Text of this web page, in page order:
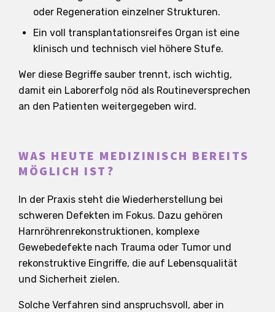
oder Regeneration einzelner Strukturen.
Ein voll transplantationsreifes Organ ist eine
klinisch und technisch viel höhere Stufe.
Wer diese Begriffe sauber trennt, isch wichtig,
damit ein Laborerfolg nöd als Routineversprechen
an den Patienten weitergegeben wird.
WAS HEUTE MEDIZINISCH BEREITS
MÖGLICH IST?
In der Praxis steht die Wiederherstellung bei
schweren Defekten im Fokus. Dazu gehören
Harnröhrenrekonstruktionen, komplexe
Gewebedefekte nach Trauma oder Tumor und
rekonstruktive Eingriffe, die auf Lebensqualität
und Sicherheit zielen.
Solche Verfahren sind anspruchsvoll, aber in